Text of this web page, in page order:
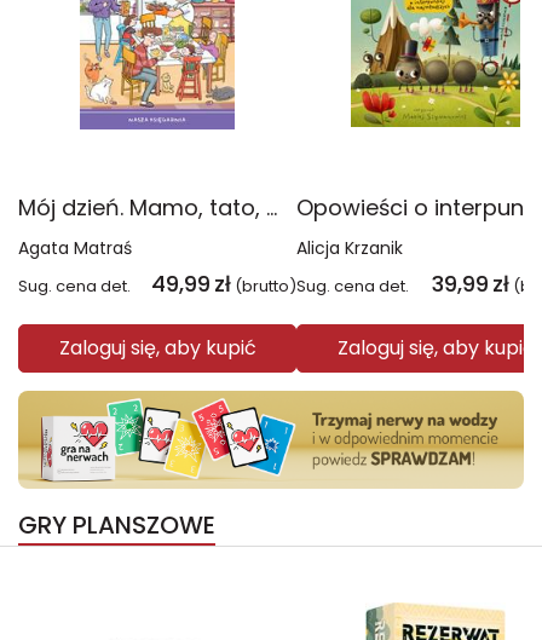
Mój dzień. Mamo, tato, mów do mnie
Agata Matraś
Sug. cena det. 49,99 zł (brutto)
Zaloguj się, aby kupić
Alicja Krzanik
Sug. cena det. 39,99 zł
Zaloguj się, aby kupić
GRY PLANSZOWE